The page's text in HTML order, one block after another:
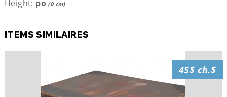
Height: po(0 cm)
ITEMS SIMILAIRES
45$ ch.$